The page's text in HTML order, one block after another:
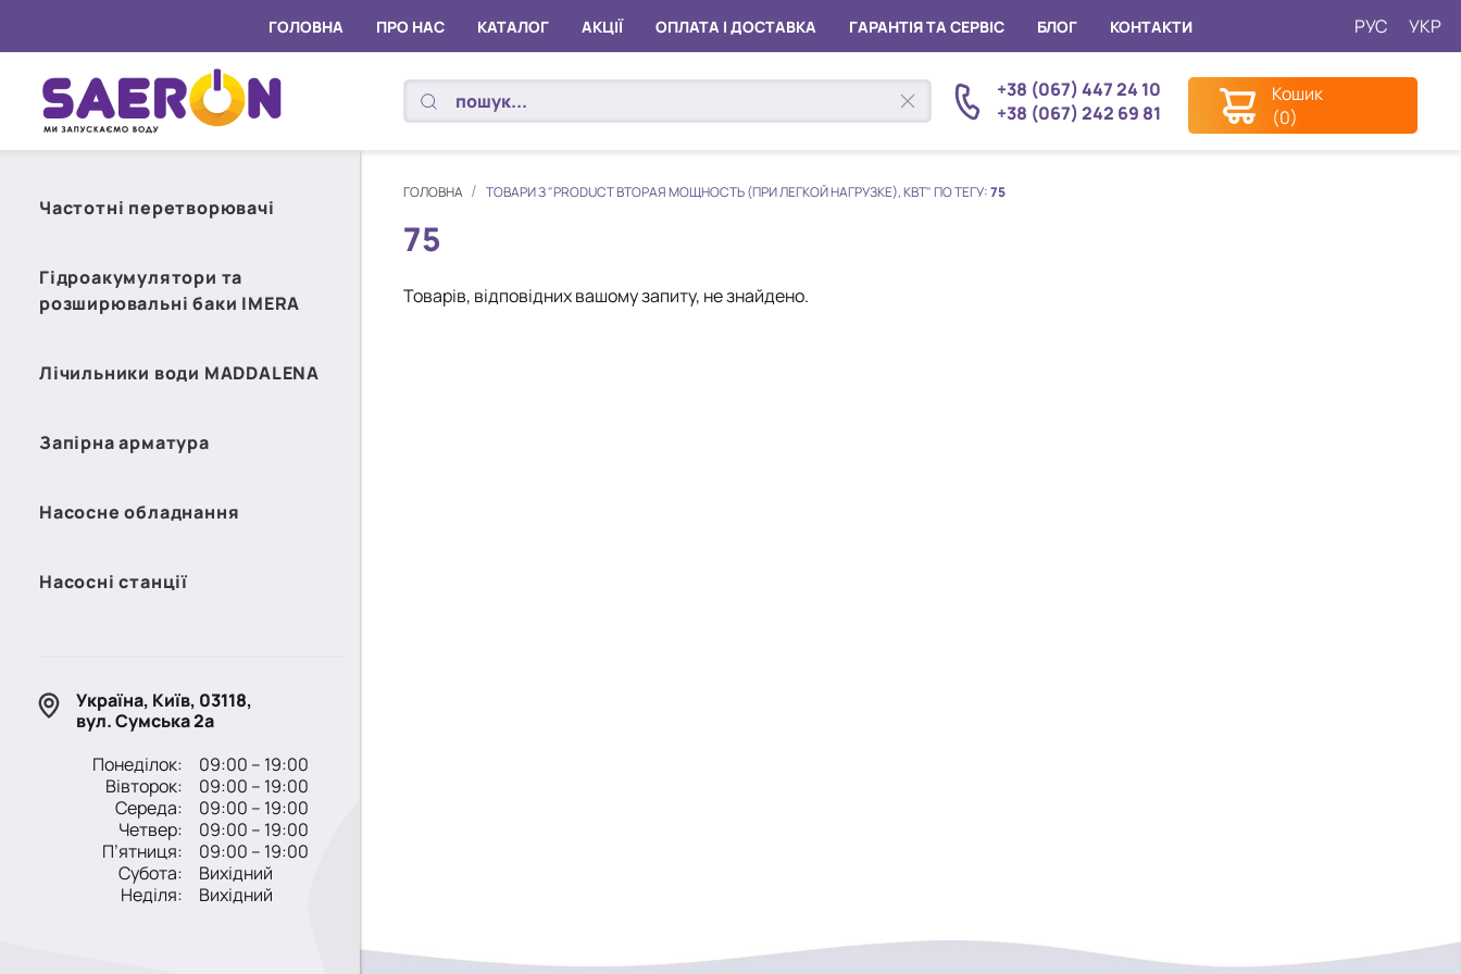
ГОЛОВНА ПРО НАС КАТАЛОГ АКЦІЇ ОПЛАТА І ДОСТАВКА ГАРАНТІЯ ТА СЕРВІС БЛОГ КОНТАКТИ РУС УКР
+38 (067) 447 24 10
+38 (067) 242 69 81
Кошик
(0)
ГОЛОВНА ТОВАРИ З "PRODUCT ВТОРАЯ МОЩНОСТЬ (ПРИ ЛЕГКОЙ НАГРУЗКЕ), КВТ" ПО ТЕГУ:75
75
Товарів, відповідних вашому запиту, не знайдено.
Частотні перетворювачі
Гідроакумулятори та
розширювальні баки IMERA
Лічильники води MADDALENA
Запірна арматура
Насосне обладнання
Насосні станції
Україна, Київ, 03118,
вул. Сумська 2а
Понеділок:
Вівторок:
Середа:
Четвер:
П’ятниця:
Субота:
Неділя:
09:00 – 19:00
09:00 – 19:00
09:00 – 19:00
09:00 – 19:00
09:00 – 19:00
Вихідний
Вихідний